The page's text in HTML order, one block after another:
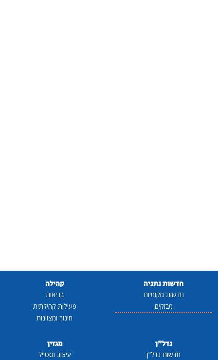
חדשות נתניה
חדשות מקומיות
מבזקים
קהילה
בריאות
פעילות קהילתית
חינוך ומצוינות
נדל"ן
חדשות נדל"ן
מגזין
עיצוב וסטייל